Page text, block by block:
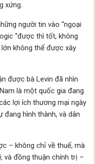
xứng.
người tin vào “ngoại
“được thì tốt, không
không thể được xây
được bà Levin đã nhìn
là một quốc gia đang
lợi ích thương mại ngày
đang hình thành, và dân
– không chỉ về thuế, mà
và đồng thuận chính trị –